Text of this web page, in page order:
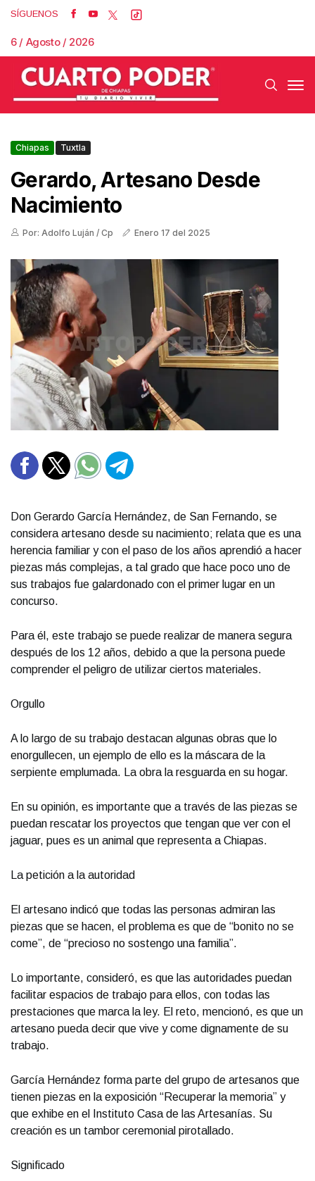
SÍGUENOS
6 / Agosto / 2026
Chiapas Tuxtla
Gerardo, Artesano Desde
Nacimiento
Por: Adolfo Luján / Cp Enero 17 del 2025
Don Gerardo García Hernández, de San Fernando, se
considera artesano desde su nacimiento; relata que es una
herencia familiar y con el paso de los años aprendió a hacer
piezas más complejas, a tal grado que hace poco uno de
sus trabajos fue galardonado con el primer lugar en un
concurso.
Para él, este trabajo se puede realizar de manera segura
después de los 12 años, debido a que la persona puede
comprender el peligro de utilizar ciertos materiales.
Orgullo
A lo largo de su trabajo destacan algunas obras que lo
enorgullecen, un ejemplo de ello es la máscara de la
serpiente emplumada. La obra la resguarda en su hogar.
En su opinión, es importante que a través de las piezas se
puedan rescatar los proyectos que tengan que ver con el
jaguar, pues es un animal que representa a Chiapas.
La petición a la autoridad
El artesano indicó que todas las personas admiran las
piezas que se hacen, el problema es que de “bonito no se
come”, de “precioso no sostengo una familia”.
Lo importante, consideró, es que las autoridades puedan
facilitar espacios de trabajo para ellos, con todas las
prestaciones que marca la ley. El reto, mencionó, es que un
artesano pueda decir que vive y come dignamente de su
trabajo.
García Hernández forma parte del grupo de artesanos que
tienen piezas en la exposición “Recuperar la memoria” y
que exhibe en el Instituto Casa de las Artesanías. Su
creación es un tambor ceremonial pirotallado.
Significado